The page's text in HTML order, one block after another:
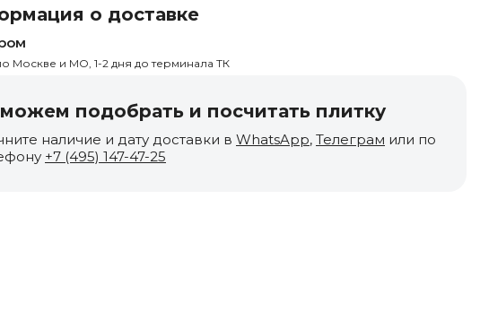
о доставке
Москве и МО, 1-2 дня до терминала ТК
подобрать и посчитать плитку
наличие и дату доставки в WhatsApp, Телеграм или по
+7 (495) 147-47-25